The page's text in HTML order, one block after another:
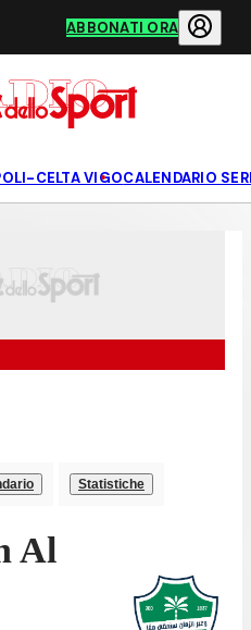
ABBONATI ORA
CELTA VIGOCALENDARIO
Statistiche
Al